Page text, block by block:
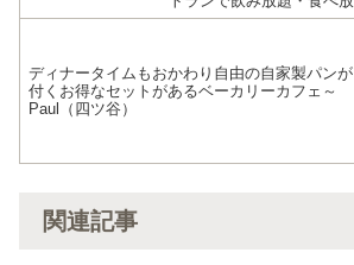
ディナータイムもおかわり自由の自家製パンが
付くお得なセットがあるベーカリーカフェ～
Paul（四ツ谷）
関連記事